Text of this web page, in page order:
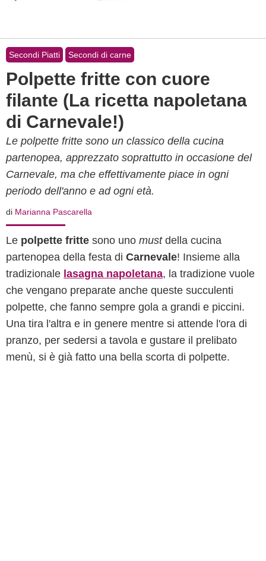
Secondi Piatti Secondi di carne
Polpette fritte con cuore
filante (La ricetta napoletana
di Carnevale!)
Le polpette fritte sono un classico della cucina
partenopea, apprezzato soprattutto in occasione del
Carnevale, ma che effettivamente piace in ogni
periodo dell'anno e ad ogni età.
di Marianna Pascarella
Le polpette fritte sono uno mustdella cucina
partenopea della festa di Carnevale! Insieme alla
tradizionale lasagna napoletana, la tradizione vuole
che vengano preparate anche queste succulenti
polpette, che fanno sempre gola a grandi e piccini.
Una tira l'altra e in genere mentre si attende l'ora di
pranzo, per sedersi a tavola e gustare il prelibato
menù, si è già fatto una bella scorta di polpette.